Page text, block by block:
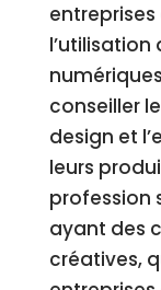
conseiller
design et
leurs
profession
ayant des
créatives,